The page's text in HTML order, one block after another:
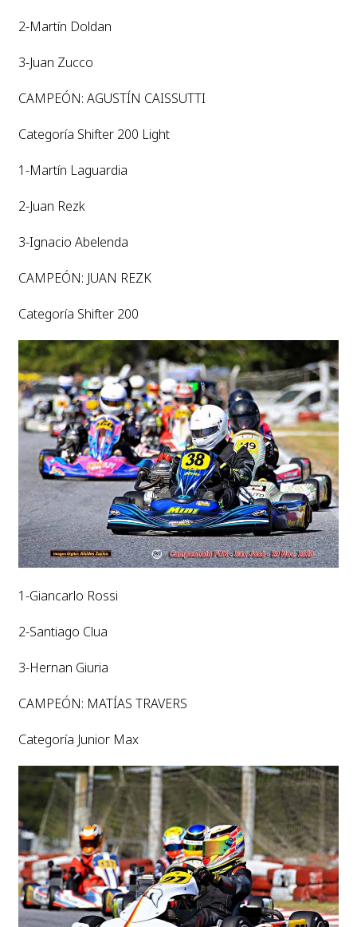
2-Martín Doldan
3-Juan Zucco
CAMPEÓN: AGUSTÍN CAISSUTTI
Categoría Shifter 200 Light
1-Martín Laguardia
2-Juan Rezk
3-Ignacio Abelenda
CAMPEÓN: JUAN REZK
Categoría Shifter 200
1-Giancarlo Rossi
2-Santiago Clua
3-Hernan Giuria
CAMPEÓN: MATÍAS TRAVERS
Categoría Junior Max